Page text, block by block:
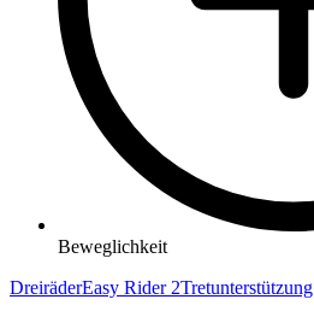
Beweglichkeit
DreiräderEasy Rider 2Tretunterstützung